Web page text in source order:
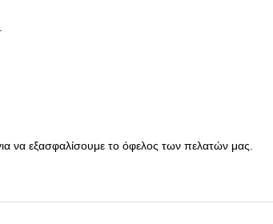
να εξασφαλίσουμε το όφελος των πελατών μας.